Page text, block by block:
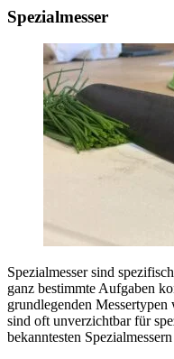
Spezialmesser
Spezialmesser sind
ganz bestimmte Aufgaben
grundlegenden
sind oft unverzichtbar für
bekanntesten